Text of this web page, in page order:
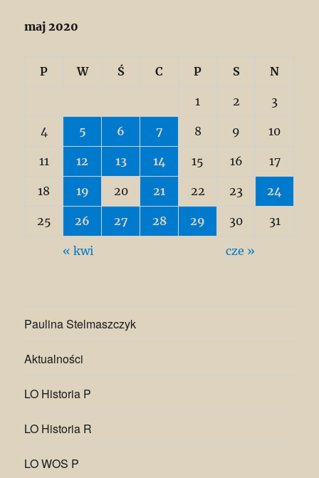
maj 2020
P W Ś C P S N
1 2 3
4 5 6 7 8 9 10
11 12 13 14 15 16 17
18 19 20 21 22 23 24
25 26 27 28 29 30 31
« kwi cze »
Paulina Stelmaszczyk
Aktualności
LO Historia P
LO Historia R
LO WOS P